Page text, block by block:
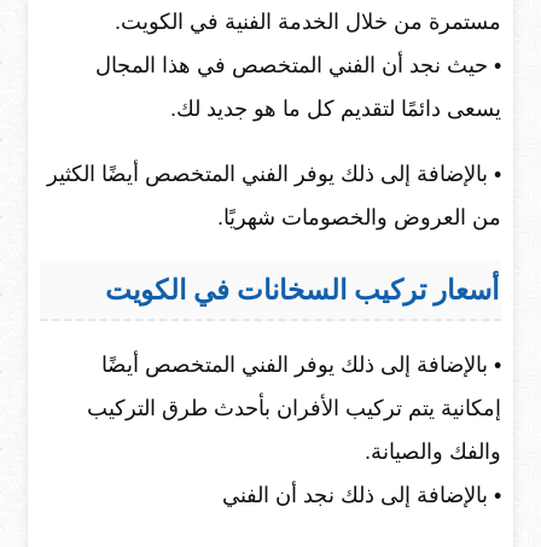
مستمرة من خلال الخدمة الفنية في الكويت.
• حيث نجد أن الفني المتخصص في هذا المجال
يسعى دائمًا لتقديم كل ما هو جديد لك.
• بالإضافة إلى ذلك يوفر الفني المتخصص أيضًا الكثير
من العروض والخصومات شهريًا.
أسعار تركيب السخانات في الكويت
• بالإضافة إلى ذلك يوفر الفني المتخصص أيضًا
إمكانية يتم تركيب الأفران بأحدث طرق التركيب
والفك والصيانة.
• بالإضافة إلى ذلك نجد أن الفني